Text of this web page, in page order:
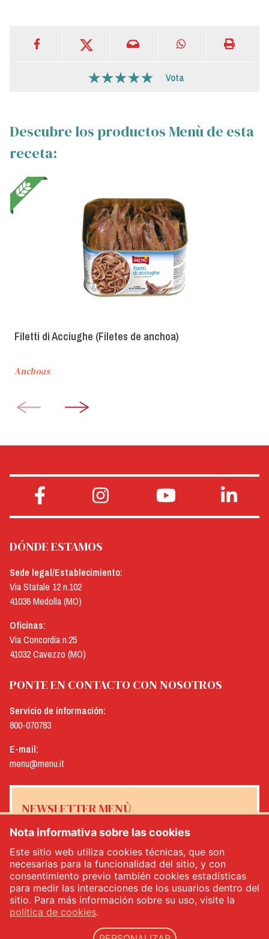
Vota
Descubre los productos Menù de esta
receta:
Filetti di Acciughe (Filetes de anchoa)
Anchoas
DÓNDE ESTAMOS
Sede legal/Establecimiento:
Via Statale 12 n.102
41036 Medolla (MO)
Oficinas:
Via Concordia n.25
41032 Cavezzo (MO)
PONTE EN CONTACTO CON NOSOTROS
Servicio de información:
800-070783
E-mail:
menu@menu.it
NEWSLETTER MENÙ
Sí, me gustaría recibir el boletín de noticias de Menù*
INSCRÍBETE
Nota informativa sobre las cookies
Este sitio web utiliza cookies técnicas, que son
necesarias para la funcionalidad del sitio, y con
consentimiento previo también cookies estadísticas
para medir las interacciones de los usuarios dentro del
sitio. Para más información sobre su uso, visite la
política de cookies.